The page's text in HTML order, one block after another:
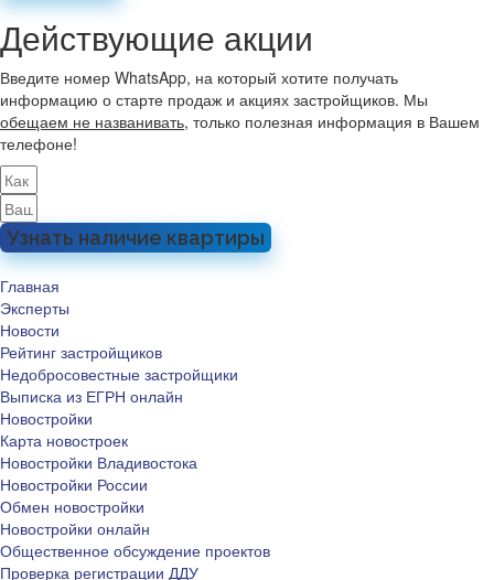
Действующие акции
Введите номер WhatsApp, на который хотите получать
информацию о старте продаж и акциях застройщиков. Мы
обещаем не названивать, только полезная информация в Вашем
телефоне!
Узнать наличие квартиры
Главная
Эксперты
Новости
Рейтинг застройщиков
Недобросовестные застройщики
Выписка из ЕГРН онлайн
Новостройки
Карта новостроек
Новостройки Владивостока
Новостройки России
Обмен новостройки
Новостройки онлайн
Общественное обсуждение проектов
Проверка регистрации ДДУ